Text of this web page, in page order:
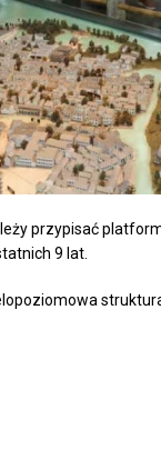
przypisać
9 lat.